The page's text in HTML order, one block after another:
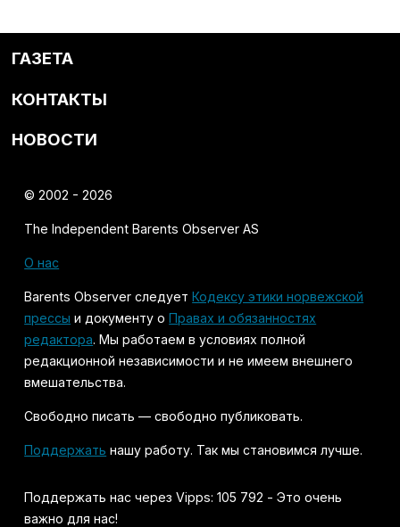
ГАЗЕТА
КОНТАКТЫ
НОВОСТИ
© 2002 - 2026
The Independent Barents Observer AS
О нас
Barents Observer следуетКодексу этики норвежской
прессы и документу оПравах и обязанностях
редактора. Мы работаем в условиях полной
редакционной независимости и не имеем внешнего
вмешательства.
Свободно писать — свободно публиковать.
Поддержать нашу работу. Так мы становимся лучше.
Поддержать нас через Vipps: 105 792 - Это очень
важно для нас!